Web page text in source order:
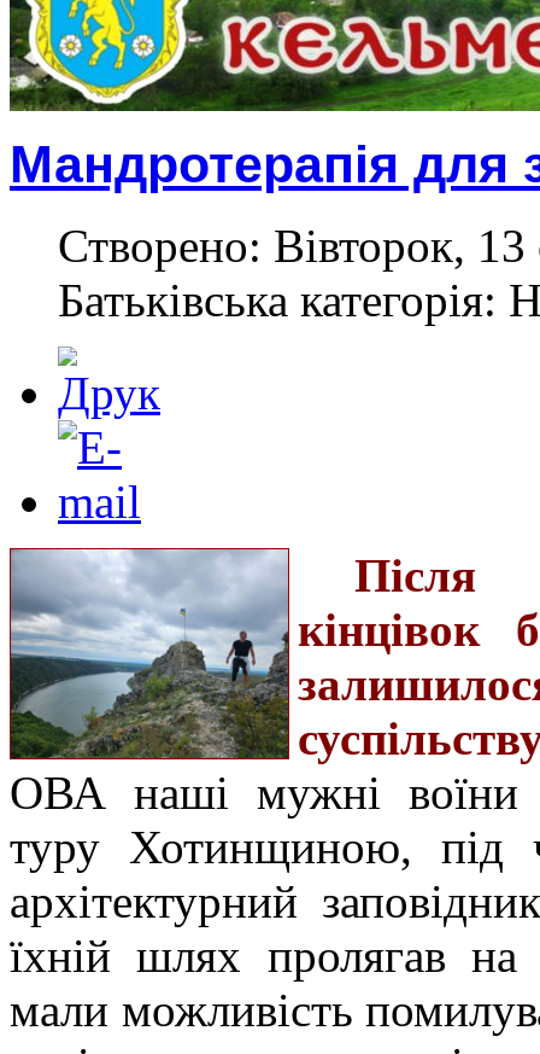
Мандротерапія для
Створено: Вівторок,
Батьківська категорія:
Після
кінцівок
ОВА наші мужні воїни
туру Хотинщиною, під
архітектурний
їхній шлях пролягав
мали можливість